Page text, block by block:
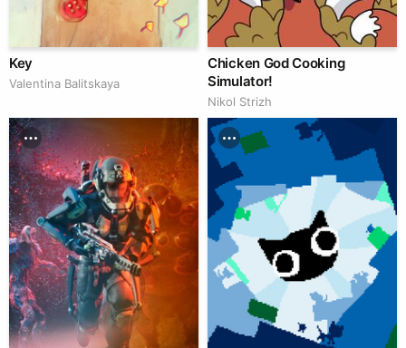
Key
Valentina Balitskaya
Chicken God Cooking
Simulator!
Nikol Strizh